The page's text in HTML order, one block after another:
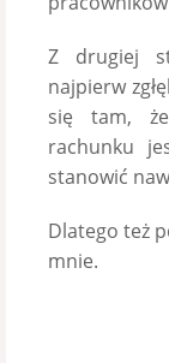
Z drugiej
najpierw
się tam, że
rachunku
stanowić
Dlatego też
mnie.